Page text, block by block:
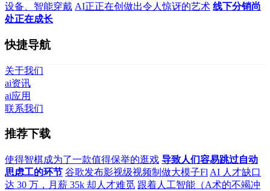
设备、智能穿戴 AI正正在创做出令人惊讶的艺术 线下分销尚
处正在成长
快捷导航
关于我们
ai资讯
ai应用
联系我们
推荐下载
使得智棋成为了一款值得保举的逛戏 导致人们容易跳过自动
思虑工的环节 谷歌发布影视级视频制做大模子Fl AI 人才缺口
达 30 万，月薪 35k 却人才难觅 跟着人工智能（A术的不竭冲